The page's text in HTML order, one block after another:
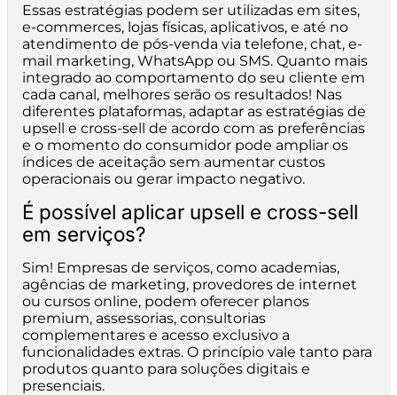
Essas estratégias podem ser utilizadas em sites,
e-commerces, lojas físicas, aplicativos, e até no
atendimento de pós-venda via telefone, chat, e-
mail marketing, WhatsApp ou SMS. Quanto mais
integrado ao comportamento do seu cliente em
cada canal, melhores serão os resultados! Nas
diferentes plataformas, adaptar as estratégias de
upsell e cross-sell de acordo com as preferências
e o momento do consumidor pode ampliar os
índices de aceitação sem aumentar custos
operacionais ou gerar impacto negativo.
É possível aplicar upsell e cross-sell
em serviços?
Sim! Empresas de serviços, como academias,
agências de marketing, provedores de internet
ou cursos online, podem oferecer planos
premium, assessorias, consultorias
complementares e acesso exclusivo a
funcionalidades extras. O princípio vale tanto para
produtos quanto para soluções digitais e
presenciais.